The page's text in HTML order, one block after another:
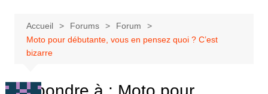
Accueil Forums
Forum
Moto pour débutante, vous en pensez quoi ? C’est
bizarre